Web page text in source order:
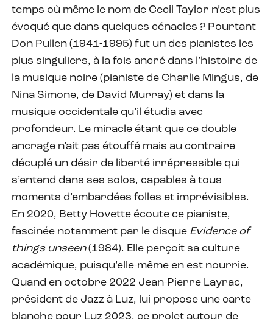
temps où même le nom de Cecil Taylor n’est plus
évoqué que dans quelques cénacles ? Pourtant
Don Pullen (1941-1995) fut un des pianistes les
plus singuliers, à la fois ancré dans l’histoire de
la musique noire (pianiste de Charlie Mingus, de
Nina Simone, de David Murray) et dans la
musique occidentale qu’il étudia avec
profondeur. Le miracle étant que ce double
ancrage n’ait pas étouffé mais au contraire
décuplé un désir de liberté irrépressible qui
s’entend dans ses solos, capables à tous
moments d’embardées folles et imprévisibles.
En 2020, Betty Hovette écoute ce pianiste,
fascinée notamment par le disque Evidence of
things unseen(1984). Elle perçoit sa culture
académique, puisqu’elle-même en est nourrie.
Quand en octobre 2022 Jean-Pierre Layrac,
président de Jazz à Luz, lui propose une carte